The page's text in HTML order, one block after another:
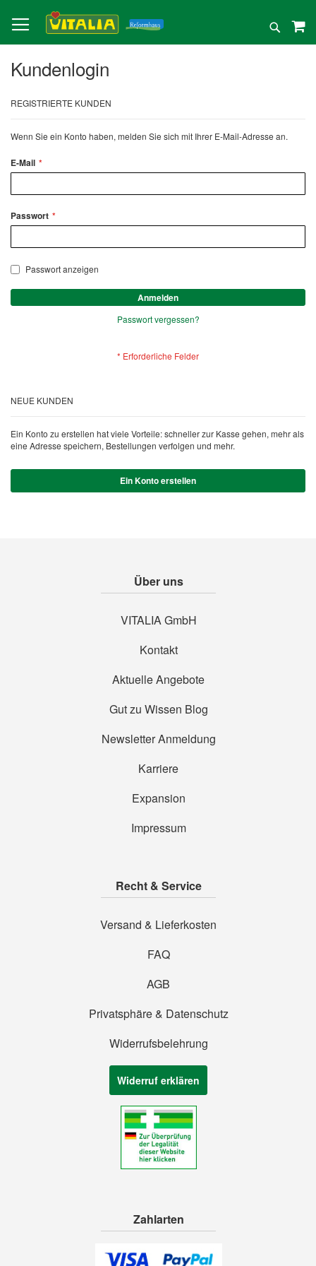
zum
Inhalt
Suche
Kundenlogin
REGISTRIERTE KUNDEN
Wenn Sie ein Konto haben, melden Sie sich mit Ihrer E-Mail-Adresse an.
E-Mail
Passwort
Passwort anzeigen
Anmelden
Passwort vergessen?
NEUE KUNDEN
Ein Konto zu erstellen hat viele Vorteile: schneller zur Kasse gehen, mehr als
eine Adresse speichern, Bestellungen verfolgen und mehr.
Ein Konto erstellen
Über uns
VITALIA GmbH
Kontakt
Aktuelle Angebote
Gut zu Wissen Blog
Newsletter Anmeldung
Karriere
Expansion
Impressum
Recht & Service
Versand & Lieferkosten
FAQ
AGB
Privatsphäre & Datenschutz
Widerrufsbelehrung
Widerruf erklären
Zahlarten